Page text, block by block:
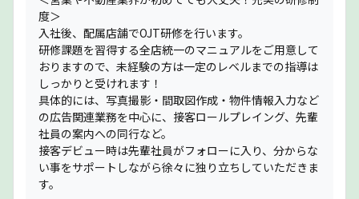
度＞
入社後、配属店舗でOJT研修を行います。
研修課題を習得する全店統一のマニュアルをご用意して
おりますので、未経験の方は一定のレベルまでの指導は
しっかりと受けれます！
具体的には、写真撮影・間取図作成・物件情報入力など
の広告関連業務を中心に、接客ロールプレイング、先輩
社員の案内への同行など。
接客デビュー時は先輩社員がフォローに入り、分からな
い事をサポートしながら徐々に独り立ちしていただきま
す。